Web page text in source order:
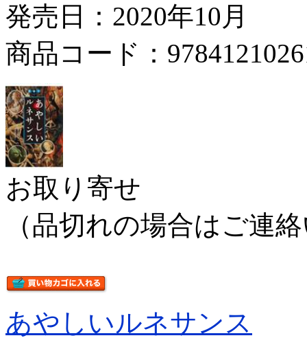
発売日：2020年10月
商品コード：
お取り寄せ
（品切れの場合はご連
あやしいルネサンス